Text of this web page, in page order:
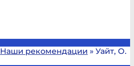
Наши рекомендации » Уайт, О.